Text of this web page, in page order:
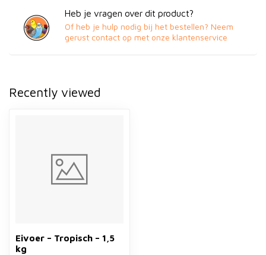
Heb je vragen over dit product?
Of heb je hulp nodig bij het bestellen? Neem
gerust contact op met onze klantenservice
Recently viewed
Eivoer – Tropisch – 1,5
kg